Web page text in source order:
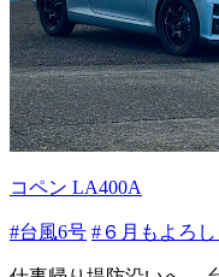
コペン LA400A
#台風6号 #６月もよろ